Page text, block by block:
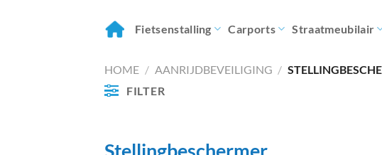
Fietsenstalling Carports Straatmeubilair
HOME / AANRIJDBEVEILIGING /
FILTER